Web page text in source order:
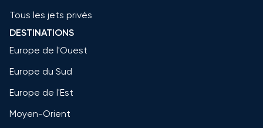
Tous les jets privés
DESTINATIONS
Europe de l'Ouest
Europe du Sud
Europe de l'Est
Moyen-Orient